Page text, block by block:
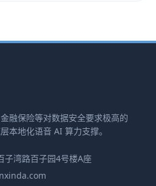
融保险等对数据安全要求极高的
本地化语音 AI 算力支撑。
子湾路百子园4号楼A座